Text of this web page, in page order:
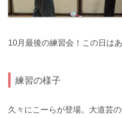
10月最後の練習会！この日は
練習の様子
久々にこーらが登場。大道芸